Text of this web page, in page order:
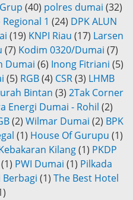
(40) polres dumai (32)
1 (24) DPK ALUN
(19) KNPI Riau (17) Larsen
(7) Kodim 0320/Dumai (7)
Dumai (6) Inong Fitriani (5)
(5) RGB(4) CSR(3) LHMB
Bintan (3) 2Tak Corner
Energi Dumai - Rohil (2)
(2) Wilmar Dumai (2) BPK
(1) House Of Gurupu (1)
Kilang(1) PKDP
(1) PWI Dumai (1) Pilkada
Berbagi (1) The Best Hotel